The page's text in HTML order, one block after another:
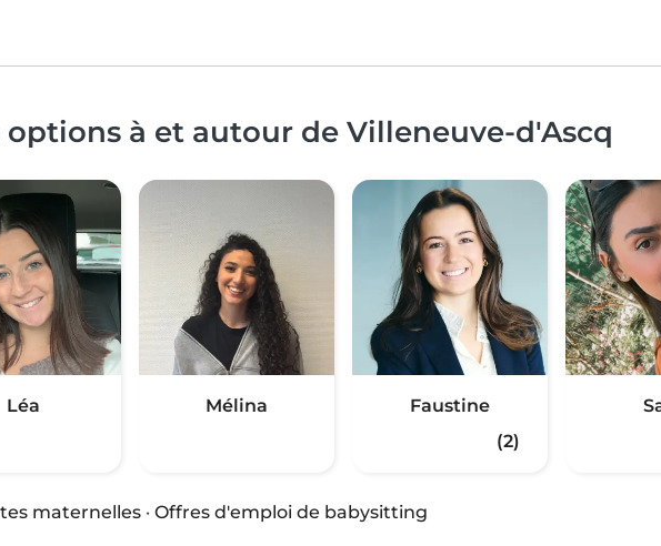
à et autour de Villeneuve-d'Ascq
Léa Mélina
Faustine
(2)
maternelles · Offres d'emploi de babysitting